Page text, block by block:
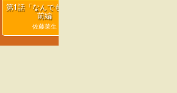
第1話「なんでもない」
前編
佐藤菜生